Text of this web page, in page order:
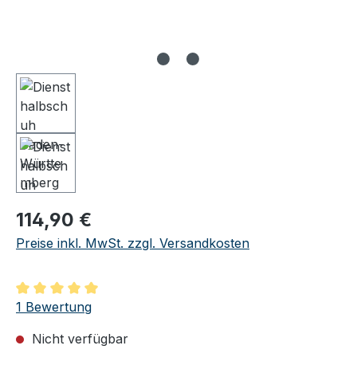
Regulärer Preis:
114,90 €
Preise inkl. MwSt. zzgl. Versandkosten
Durchschnittliche Bewertung von 5 von 5 Sternen
1 Bewertung
Nicht verfügbar